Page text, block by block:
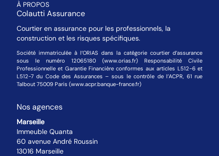
À PROPOS
Colautti Assurance
Courtier en assurance pour les professionnels, la
construction et les risques spécifiques.
Société immatriculée à l’ORIAS dans la catégorie courtier d’assurance
sous le numéro 12065180 (www.orias.fr) Responsabilité Civile
Professionnelle et Garantie Financière conformes aux articles L512-6 et
L512-7 du Code des Assurances – sous le contrôle de l’ACPR, 61 rue
Talbout 75009 Paris (www.acpr.banque-france.fr)
Nos agences
Marseille
Immeuble Quanta
60 avenue André Roussin
13016 Marseille